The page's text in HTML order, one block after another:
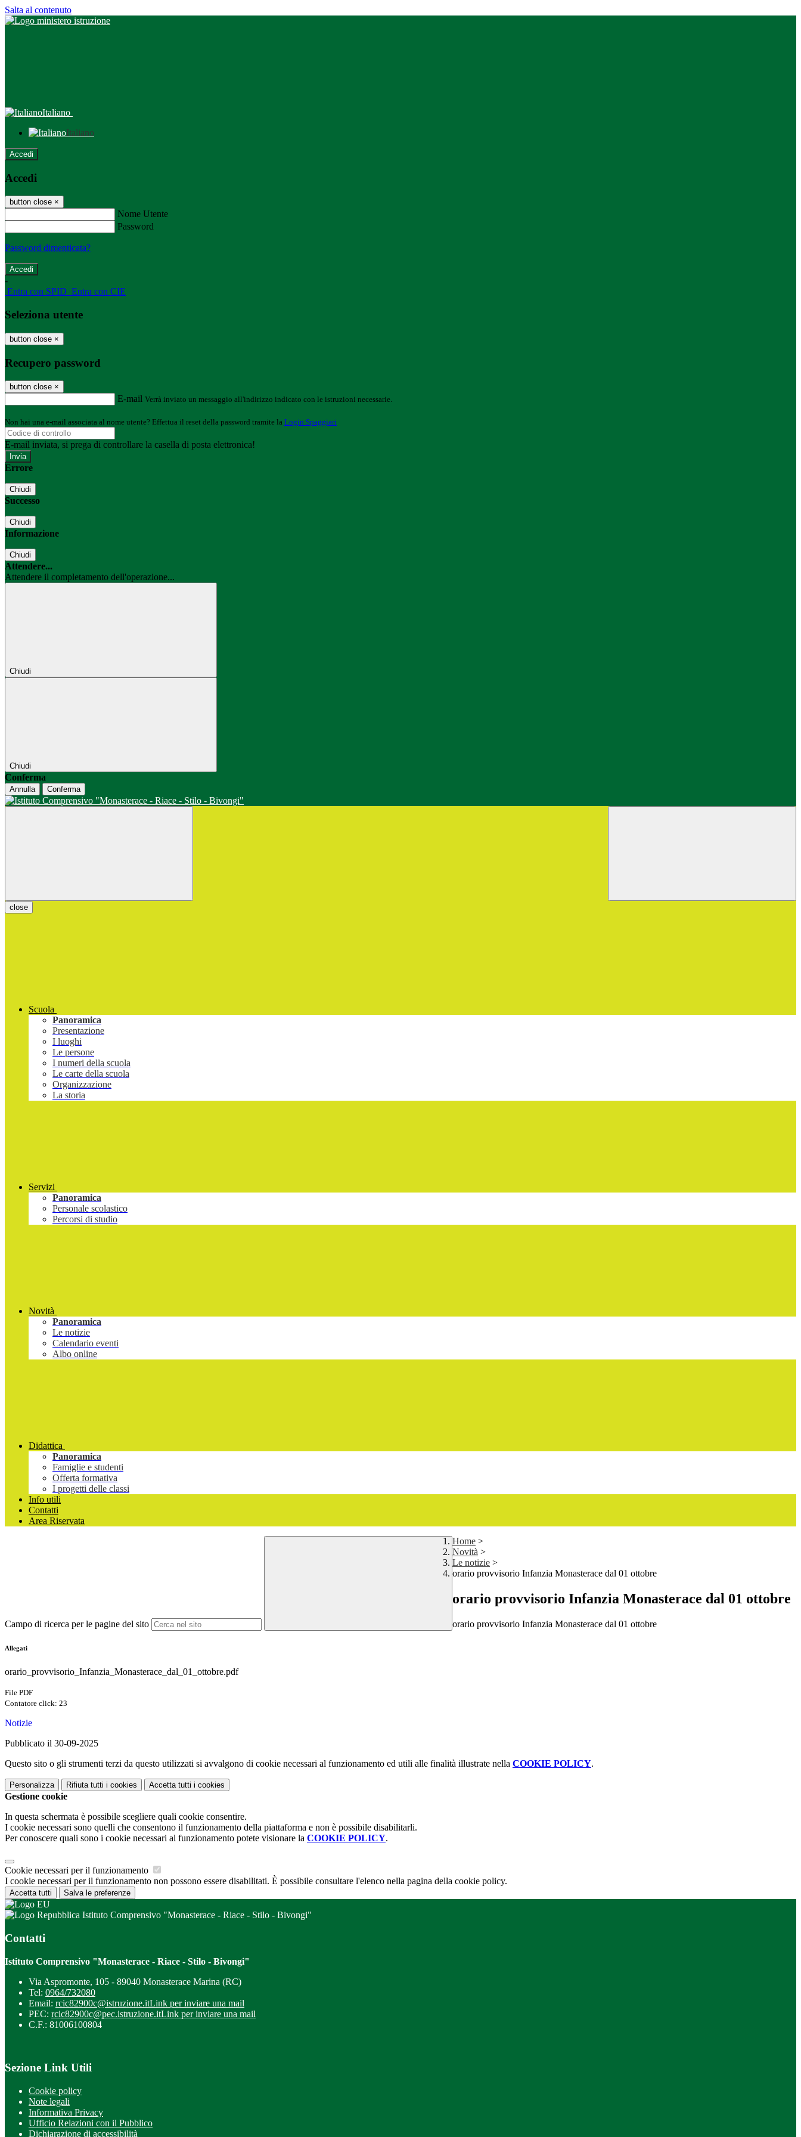
Salta al contenuto
Italiano
Italiano
Accedi
Accedi
button close ×
Nome Utente
Password
Password dimenticata?
-
Entra con SPID Entra con CIE
Seleziona utente
button close ×
Recupero password
button close ×
E-mail Verrà inviato un messaggio all'indirizzo indicato con le istruzioni necessarie.
Non hai una e-mail associata al nome utente? Effettua il reset della password tramite la Login Spaggiari
E-mail inviata, si prega di controllare la casella di posta elettronica!
Errore
Chiudi
Successo
Chiudi
Informazione
Chiudi
Attendere...
Attendere il completamento dell'operazione...
Chiudi
Chiudi
Conferma
Annulla Conferma
close
Scuola
Panoramica
Presentazione
I luoghi
Le persone
I numeri della scuola
Le carte della scuola
Organizzazione
La storia
Servizi
Panoramica
Personale scolastico
Percorsi di studio
Novità
Panoramica
Le notizie
Calendario eventi
Albo online
Didattica
Panoramica
Famiglie e studenti
Offerta formativa
I progetti delle classi
Info utili
Contatti
Area Riservata
Campo di ricerca per le pagine del sito
Home >
Novità >
Le notizie >
orario provvisorio Infanzia Monasterace dal 01 ottobre
orario provvisorio Infanzia Monasterace dal 01 ottobre
orario provvisorio Infanzia Monasterace dal 01 ottobre
Allegati
orario_provvisorio_Infanzia_Monasterace_dal_01_ottobre.pdf
File PDF
Contatore click: 23
Notizie
Pubblicato il 30-09-2025
Questo sito o gli strumenti terzi da questo utilizzati si avvalgono di cookie necessari al funzionamento ed utili alle finalità illustrate nella COOKIE POLICY.
Personalizza Rifiuta tutti i cookies Accetta tutti i cookies
Gestione cookie
In questa schermata è possibile scegliere quali cookie consentire.
I cookie necessari sono quelli che consentono il funzionamento della piattaforma e non è possibile disabilitarli.
Per conoscere quali sono i cookie necessari al funzionamento potete visionare la COOKIE POLICY.
Cookie necessari per il funzionamento
I cookie necessari per il funzionamento non possono essere disabilitati. È possibile consultare l'elenco nella pagina della cookie policy.
Accetta tutti Salva le preferenze
Istituto Comprensivo "Monasterace - Riace - Stilo - Bivongi"
Contatti
Istituto Comprensivo "Monasterace - Riace - Stilo - Bivongi"
Via Aspromonte, 105 - 89040 Monasterace Marina (RC)
Tel: 0964/732080
Email: rcic82900c@istruzione.itLink per inviare una mail
PEC: rcic82900c@pec.istruzione.itLink per inviare una mail
C.F.: 81006100804
Sezione Link Utili
Cookie policy
Note legali
Informativa Privacy
Ufficio Relazioni con il Pubblico
Dichiarazione di accessibilità